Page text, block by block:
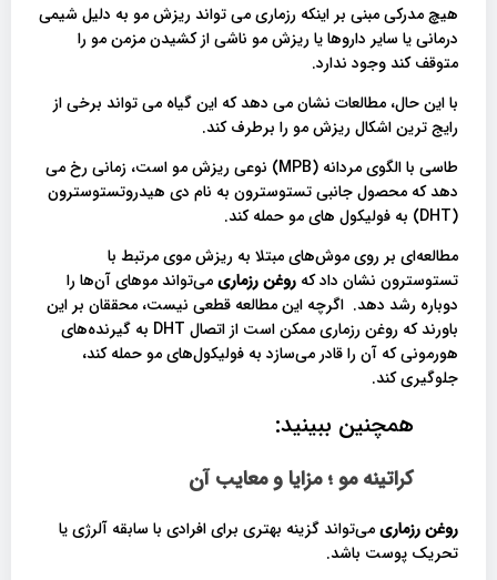
هیچ مدرکی مبنی بر اینکه رزماری می تواند ریزش مو به دلیل شیمی
درمانی یا سایر داروها یا ریزش مو ناشی از کشیدن مزمن مو را
متوقف کند وجود ندارد.
با این حال، مطالعات نشان می دهد که این گیاه می تواند برخی از
رایج ترین اشکال ریزش مو را برطرف کند.
طاسی با الگوی مردانه (MPB) نوعی ریزش مو است، زمانی رخ می
دهد که محصول جانبی تستوسترون به نام دی هیدروتستوسترون
(DHT) به فولیکول های مو حمله کند.
مطالعه‌ای بر روی موش‌های مبتلا به ریزش موی مرتبط با
تستوسترون نشان داد که روغن رزماریمی‌تواند موهای آن‌ها را
دوباره رشد دهد. اگرچه این مطالعه قطعی نیست، محققان بر این
باورند که روغن رزماری ممکن است از اتصال DHT به گیرنده‌های
هورمونی که آن را قادر می‌سازد به فولیکول‌های مو حمله کند،
جلوگیری کند.
همچنین ببینید:
کراتینه مو ؛ مزایا و معایب آن
روغن رزماریمی‌تواند گزینه بهتری برای افرادی با سابقه آلرژی یا
تحریک پوست باشد.